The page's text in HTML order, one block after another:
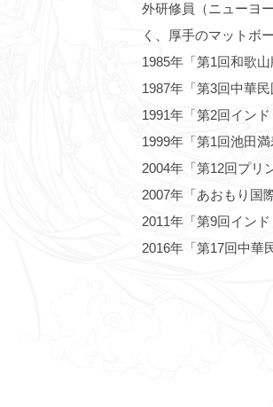
外研修員（ニューヨ
く、厚手のマットボ
1985年「第1回和歌
1987年「第3回中華
1991年「第2回イン
1999年「第1回池田
2004年「第12回プリ
2007年「あおもり国
2011年「第9回イン
2016年「第17回中華